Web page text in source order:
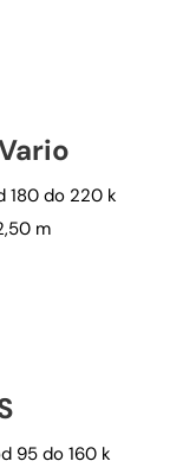
180 do 220 k
m
95 do 160 k